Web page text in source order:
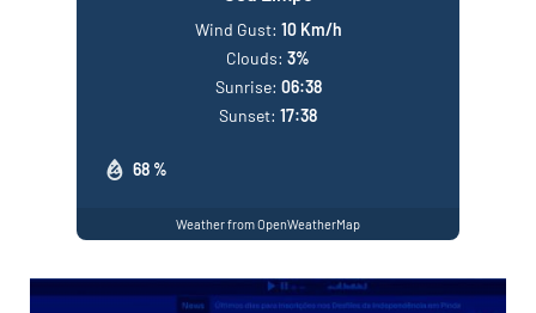
68 %
Wind Gust: 10 Km/h
Clouds: 3%
Sunrise: 06:38
Sunset: 17:38
Weather from OpenWeatherMap